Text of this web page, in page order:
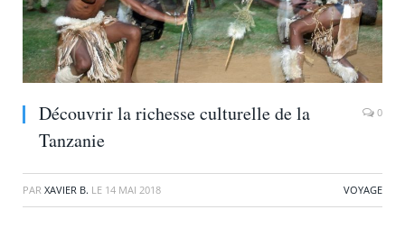
Découvrir la richesse culturelle de la
Tanzanie
0
PAR XAVIER B. LE 14 MAI 2018 VOYAGE